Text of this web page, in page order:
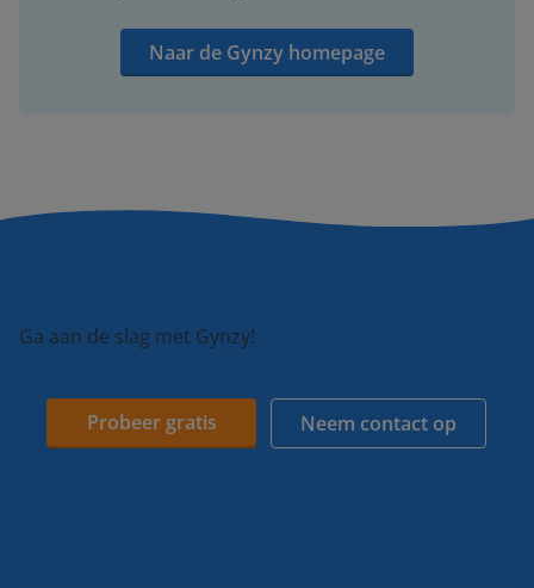
Naar de Gynzy homepage
Ga aan de slag met Gynzy!
Probeer gratis Neem contact op